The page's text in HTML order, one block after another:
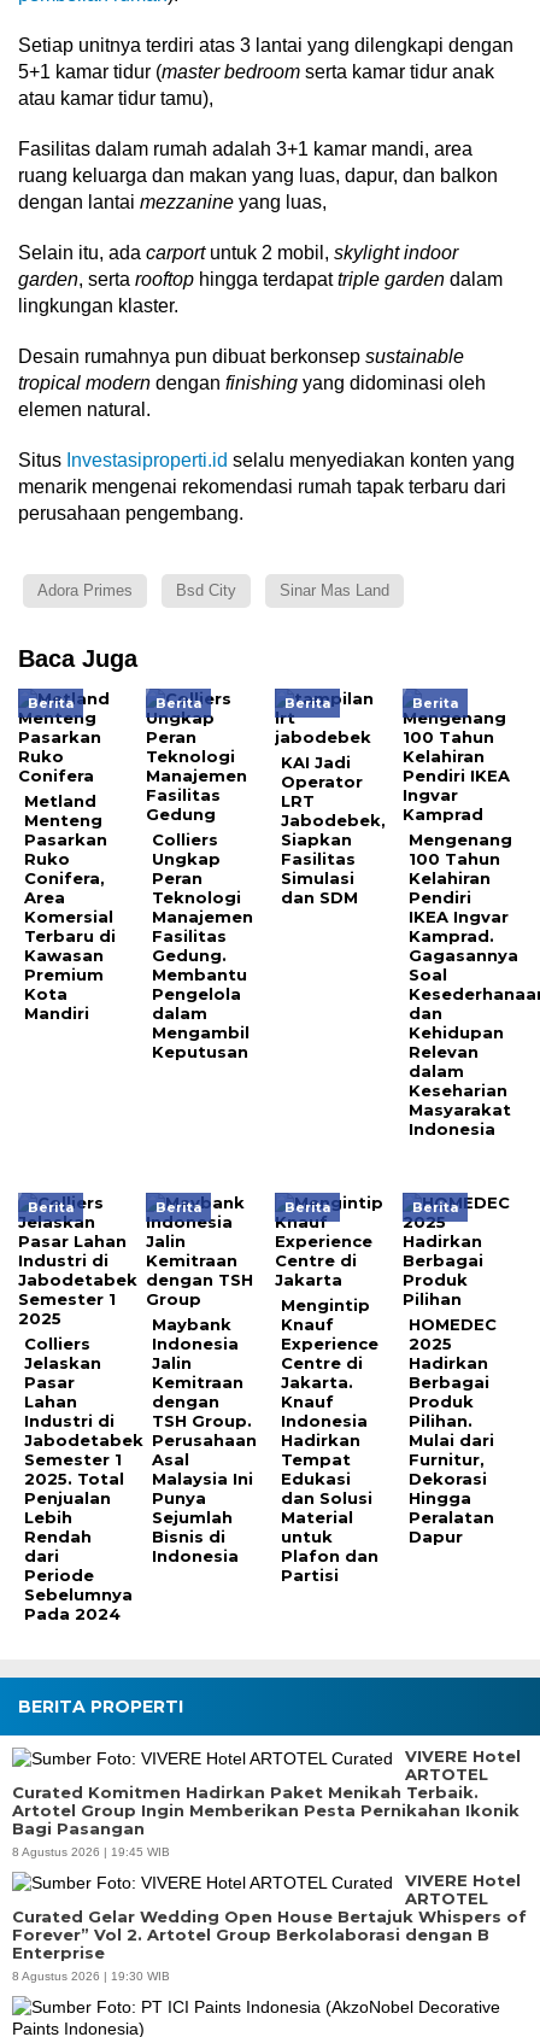
Setiap unitnya terdiri atas 3 lantai yang dilengkapi dengan
5+1 kamar tidur (master bedroom serta kamar tidur anak
atau kamar tidur tamu),
Fasilitas dalam rumah adalah 3+1 kamar mandi, area
ruang keluarga dan makan yang luas, dapur, dan balkon
dengan lantai mezzanine yang luas,
Selain itu, ada carportuntuk 2 mobil, skylight indoor
garden, serta rooftop hingga terdapattriple garden dalam
lingkungan klaster.
Desain rumahnya pun dibuat berkonsep sustainable
tropical modern dengan finishing yang didominasi oleh
elemen natural.
Situs Investasiproperti.id selalu menyediakan konten yang
menarik mengenai rekomendasi rumah tapak terbaru dari
perusahaan pengembang.
Adora Primes Bsd City Sinar Mas Land
Baca Juga
Berita
Metland
Menteng
Pasarkan
Ruko
Conifera,
Area
Komersial
Terbaru di
Kawasan
Premium
Kota
Mandiri
Berita
Colliers
Ungkap
Peran
Teknologi
Manajemen
Fasilitas
Gedung.
Membantu
Pengelola
dalam
Mengambil
Keputusan
Berita
KAI Jadi
Operator
LRT
Jabodebek,
Siapkan
Fasilitas
Simulasi
dan SDM
Berita
Mengenang
100 Tahun
Kelahiran
Pendiri
IKEA Ingvar
Kamprad.
Gagasannya
Soal
dan
Kehidupan
Relevan
dalam
Keseharian
Masyarakat
Indonesia
Berita
Colliers
Jelaskan
Pasar
Lahan
Industri di
Jabodetabek
Semester 1
2025. Total
Penjualan
Lebih
Rendah
dari
Periode
Sebelumnya
Pada 2024
Berita
Maybank
Indonesia
Jalin
Kemitraan
dengan
TSH Group.
Perusahaan
Asal
Malaysia Ini
Punya
Sejumlah
Bisnis di
Indonesia
Berita
Mengintip
Knauf
Experience
Centre di
Jakarta.
Knauf
Indonesia
Hadirkan
Tempat
Edukasi
dan Solusi
Material
untuk
Plafon dan
Partisi
Berita
HOMEDEC
2025
Hadirkan
Berbagai
Produk
Pilihan.
Mulai dari
Furnitur,
Dekorasi
Hingga
Peralatan
Dapur
BERITA PROPERTI
VIVERE Hotel
ARTOTEL
Curated Komitmen Hadirkan Paket Menikah Terbaik.
Artotel Group Ingin Memberikan Pesta Pernikahan Ikonik
Bagi Pasangan
8 Agustus 2026 | 19:45 WIB
VIVERE Hotel
ARTOTEL
Curated Gelar Wedding Open House Bertajuk Whispers of
Forever” Vol 2. Artotel Group Berkolaborasi dengan B
Enterprise
8 Agustus 2026 | 19:30 WIB